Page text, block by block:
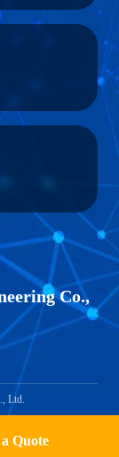
Co.,
Ltd.
Quote